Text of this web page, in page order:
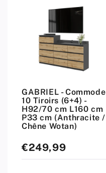
GABRIEL - Commode
10 Tiroirs (6+4) -
H92/70 cm L160 cm
P33 cm (Anthracite /
Chêne Wotan)
Prix
standard
€249,99